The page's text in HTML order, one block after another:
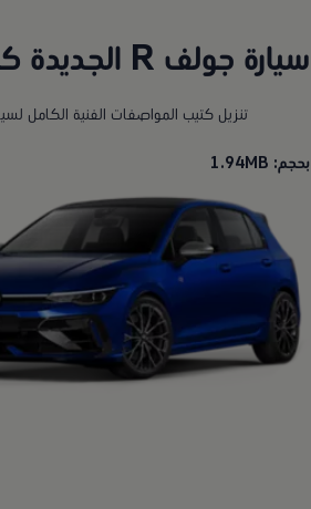
سيارة جولف R الجديدة كلياً
تنزيل كتيب المواصفات الفنية الكامل
بحجم: 1.94MB